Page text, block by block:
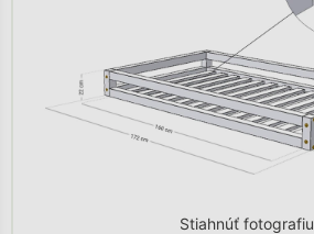
Stiahnúť fotografiu